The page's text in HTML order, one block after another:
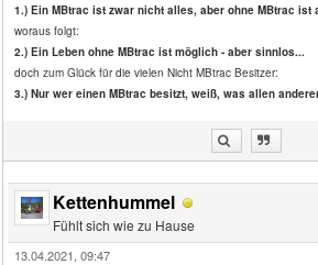
1.) Ein MBtrac ist zwar nicht alles, aber ohne MBtrac ist
woraus folgt:
2.) Ein Leben ohne MBtrac ist möglich - aber sinnlos...
doch zum Glück für die vielen Nicht MBtrac Besitzer:
3.) Nur wer einen MBtrac besitzt, weiß, was allen
Kettenhummel
Fühlt sich wie zu Hause
13.04.2021, 09:47